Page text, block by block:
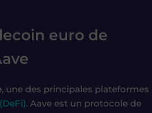
euro de
, une des principales plateformes
. Aave est un protocole de